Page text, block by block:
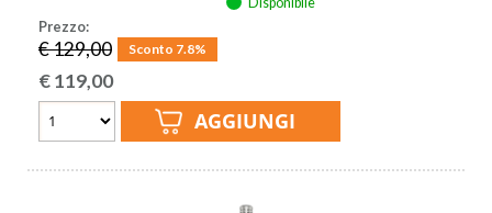
Prezzo:
€ 129,00 Sconto 7.8%
€119,00